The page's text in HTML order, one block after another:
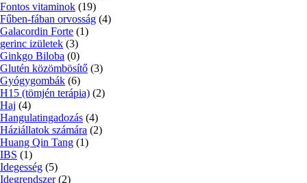
Fontos vitaminok (19)
Fűben-fában orvosság (4)
Galacordin Forte (1)
gerinc izületek (3)
Ginkgo Biloba (0)
Glutén közömbösítő (3)
Gyógygombák (6)
H15 (tömjén terápia) (2)
Haj (4)
Hangulatingadozás (4)
Háziállatok számára (2)
Huang Qin Tang (1)
IBS (1)
Idegesség (5)
Idegrendszer (2)